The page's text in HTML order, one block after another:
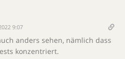
9:07
anders sehen, nämlich dass
konzentriert.